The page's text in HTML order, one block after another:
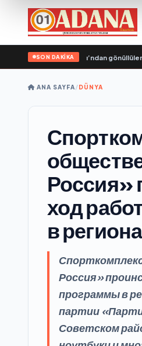
SON DAKİKA
Genç Muhafızları’ndan gönüllüler,
ANA SAYFA/DÜNYA
Россия»
ход
в
Россия»
программы в
партии
Советском